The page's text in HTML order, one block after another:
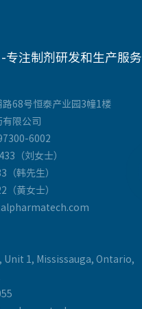
专注制剂研发和生产服务
路68号恒泰产业园3幢1楼
限公司
6002
（刘女士）
韩先生）
黄女士）
Unit 1, Mississauga, Ontario,